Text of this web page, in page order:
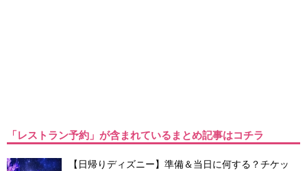
「レストラン予約」が含まれているまとめ記事はコチラ
【日帰りディズニー】準備＆当日に何する？チケッ